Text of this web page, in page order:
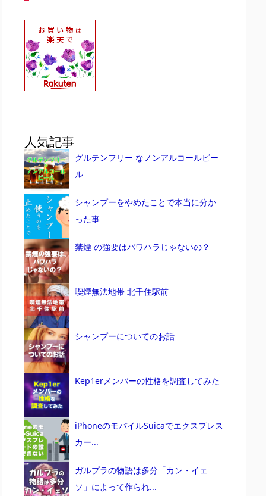
人気記事
グルテンフリー なノンアルコールビー
ル
シャンプーをやめたことで本当に分か
った事
禁煙 の強要はパワハラじゃないの？
喫煙無法地帯 北千住駅前
シャンプーについてのお話
Kep1erメンバーの性格を調査してみた
iPhoneのモバイルSuicaでエクスプレス
カー...
ガルプラの物語は多分「カン・イェ
ソ」によって作られ...